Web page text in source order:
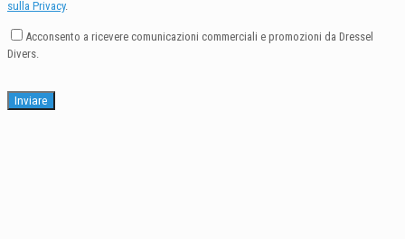
sulla Privacy.
Acconsento a ricevere comunicazioni commerciali e promozioni da Dressel
Divers.